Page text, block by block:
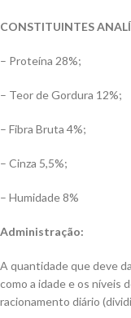
CONSTITUINTES
– Proteína 28%;
– Teor de Gordura 12%;
– Fibra Bruta 4%;
– Cinza 5,5%;
– Humidade 8%
Administração:
A quantidade que deve
como a idade e os níveis
racionamento diário